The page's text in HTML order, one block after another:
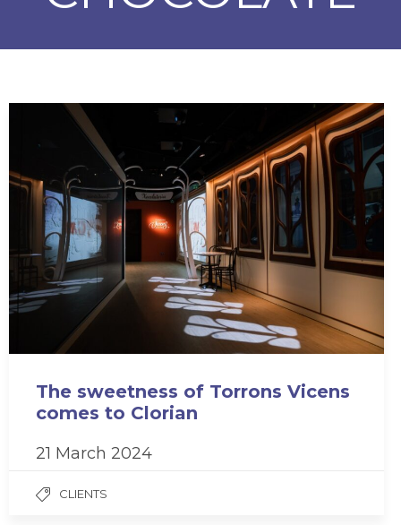
The sweetness of Torrons Vicens
comes to Clorian
21 March 2024
CLIENTS